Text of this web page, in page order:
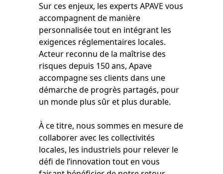
Sur ces enjeux, les experts APAVE vous
accompagnent de manière
personnalisée tout en intégrant les
exigences réglementaires locales.
Acteur reconnu de la maîtrise des
risques depuis 150 ans, Apave
accompagne ses clients dans une
démarche de progrès partagés, pour
un monde plus sûr et plus durable.
À ce titre, nous sommes en mesure de
collaborer avec les collectivités
locales, les industriels pour relever le
défi de l’innovation tout en vous